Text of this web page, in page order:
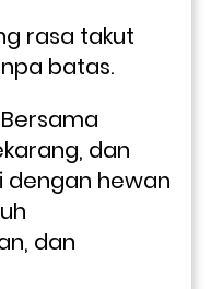
rasa takut
batas.
dan
dengan hewan
dan